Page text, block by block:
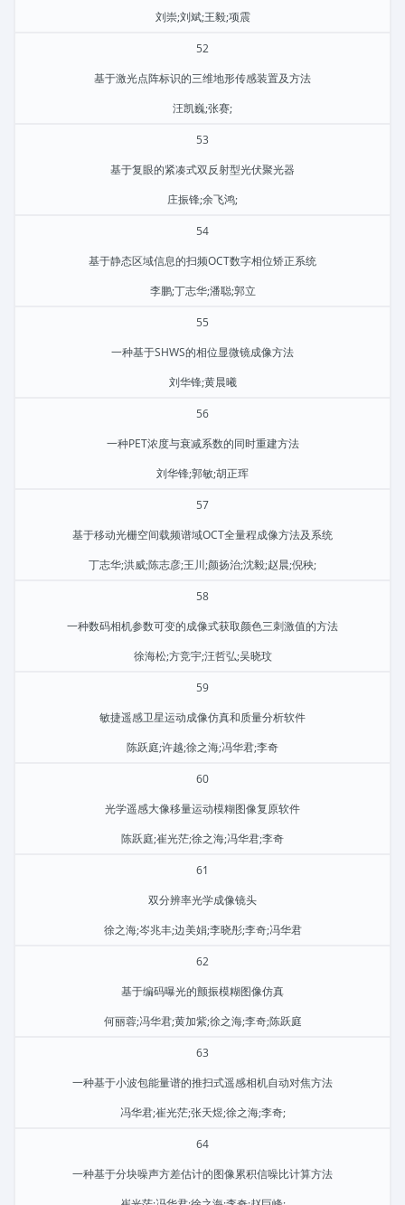
刘崇;刘斌;王毅;项震
52
基于激光点阵标识的三维地形传感装置及方法
汪凯巍;张赛;
53
基于复眼的紧凑式双反射型光伏聚光器
庄振锋;余飞鸿;
54
基于静态区域信息的扫频OCT数字相位矫正系统
李鹏;丁志华;潘聪;郭立
55
一种基于SHWS的相位显微镜成像方法
刘华锋;黄晨曦
56
一种PET浓度与衰减系数的同时重建方法
刘华锋;郭敏;胡正珲
57
基于移动光栅空间载频谱域OCT全量程成像方法及系统
丁志华;洪威;陈志彦;王川;颜扬治;沈毅;赵晨;倪秧;
58
一种数码相机参数可变的成像式获取颜色三刺激值的方法
徐海松;方竞宇;汪哲弘;吴晓玟
59
敏捷遥感卫星运动成像仿真和质量分析软件
陈跃庭;许越;徐之海;冯华君;李奇
60
光学遥感大像移量运动模糊图像复原软件
陈跃庭;崔光茫;徐之海;冯华君;李奇
61
双分辨率光学成像镜头
徐之海;岑兆丰;边美娟;李晓彤;李奇;冯华君
62
基于编码曝光的颤振模糊图像仿真
何丽蓉;冯华君;黄加紫;徐之海;李奇;陈跃庭
63
一种基于小波包能量谱的推扫式遥感相机自动对焦方法
冯华君;崔光茫;张天煜;徐之海;李奇;
64
一种基于分块噪声方差估计的图像累积信噪比计算方法